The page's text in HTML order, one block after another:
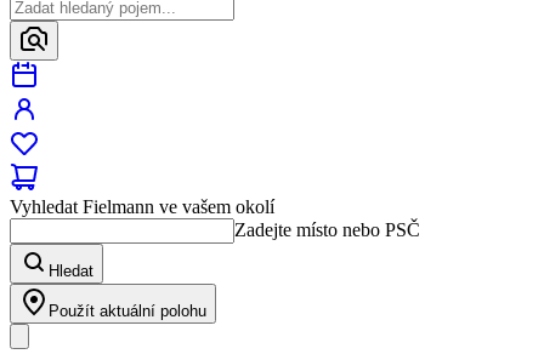
Vyhledat Fielmann ve vašem okolí
Zadejte místo nebo PSČ
Hledat
Použít aktuální polohu